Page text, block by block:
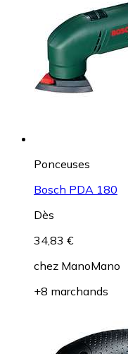
Ponceuses
Bosch PDA 180
Dès
34,83 €
chez ManoMano
+8 marchands